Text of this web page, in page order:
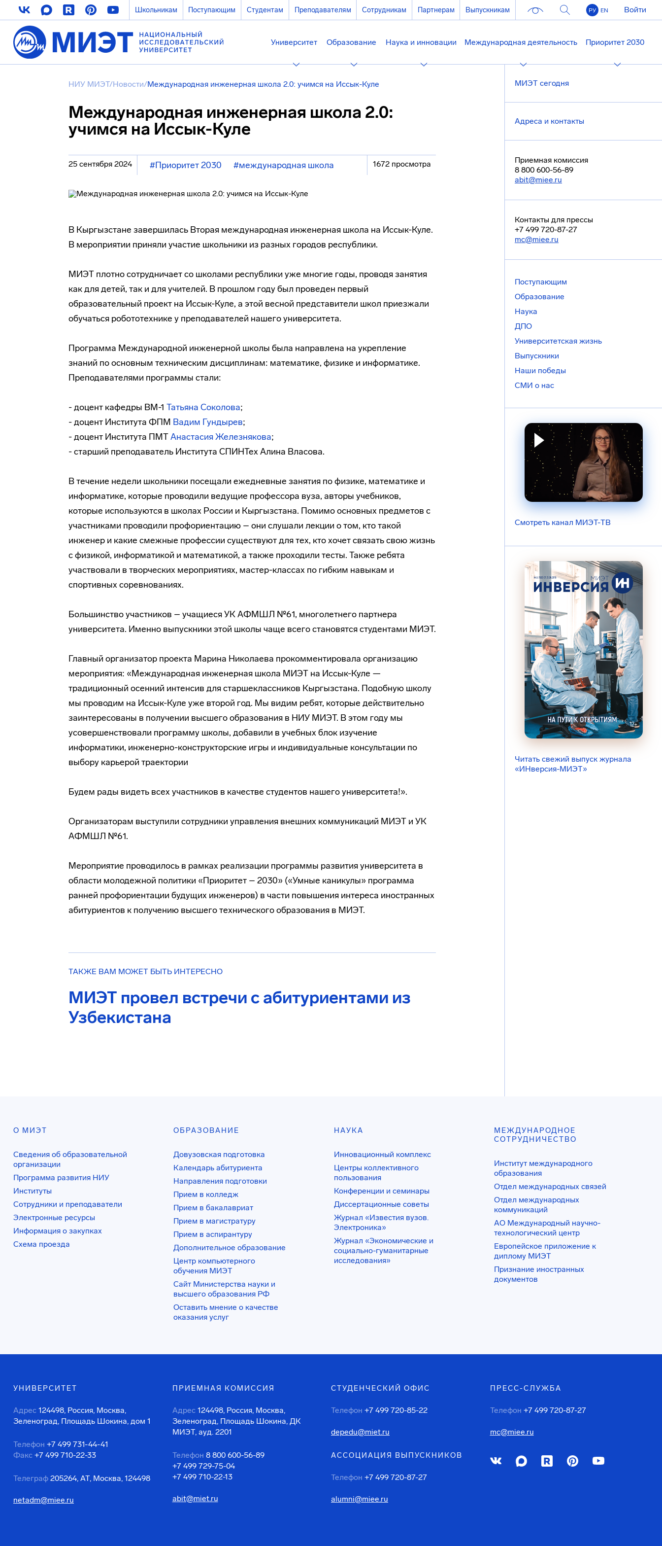
Школьникам Поступающим Студентам Преподавателям Сотрудникам Партнерам Выпускникам РУ EN Войти
Университет Образование Наука и инновации Международная деятельность Приоритет 2030
НИУ МИЭТ/Новости/Международная инженерная школа 2.0: учимся на Иссык-Куле
Международная инженерная школа 2.0:
учимся на Иссык-Куле
25 сентября 2024 #Приоритет 2030 #международная школа 1672 просмотра
В Кыргызстане завершилась Вторая международная инженерная школа на Иссык-Куле.
В мероприятии приняли участие школьники из разных городов республики.
МИЭТ плотно сотрудничает со школами республики уже многие годы, проводя занятия
как для детей, так и для учителей. В прошлом году был проведен первый
образовательный проект на Иссык-Куле, а этой весной представители школ приезжали
обучаться робототехнике у преподавателей нашего университета.
Программа Международной инженерной школы была направлена на укрепление
знаний по основным техническим дисциплинам: математике, физике и информатике.
Преподавателями программы стали:
- доцент кафедры ВМ-1 Татьяна Соколова;
- доцент Института ФПМ Вадим Гундырев;
- доцент Института ПМТАнастасия Железнякова;
- старший преподаватель Института СПИНТех Алина Власова.
В течение недели школьники посещали ежедневные занятия по физике, математике и
информатике, которые проводили ведущие профессора вуза, авторы учебников,
которые используются в школах России и Кыргызстана. Помимо основных предметов с
участниками проводили профориентацию – они слушали лекции о том, кто такой
инженер и какие смежные профессии существуют для тех, кто хочет связать свою жизнь
с физикой, информатикой и математикой, а также проходили тесты. Также ребята
участвовали в творческих мероприятиях, мастер-классах по гибким навыкам и
спортивных соревнованиях.
Большинство участников – учащиеся УК АФМШЛ №61, многолетнего партнера
университета. Именно выпускники этой школы чаще всего становятся студентами МИЭТ.
Главный организатор проекта Марина Николаева прокомментировала организацию
мероприятия: «Международная инженерная школа МИЭТ на Иссык-Куле —
традиционный осенний интенсив для старшеклассников Кыргызстана. Подобную школу
мы проводим на Иссык-Куле уже второй год. Мы видим ребят, которые действительно
заинтересованы в получении высшего образования в НИУ МИЭТ. В этом году мы
усовершенствовали программу школы, добавили в учебных блок изучение
информатики, инженерно-конструкторские игры и индивидуальные консультации по
выбору карьерой траектории
Будем рады видеть всех участников в качестве студентов нашего университета!».
Организаторам выступили сотрудники управления внешних коммуникаций МИЭТ и УК
АФМШЛ №61.
Мероприятие проводилось в рамках реализации программы развития университета в
области молодежной политики «Приоритет – 2030» («Умные каникулы» программа
ранней профориентации будущих инженеров) в части повышения интереса иностранных
абитуриентов к получению высшего технического образования в МИЭТ.
ТАКЖЕ ВАМ МОЖЕТ БЫТЬ ИНТЕРЕСНО
МИЭТ провел встречи с абитуриентами из
Узбекистана
МИЭТ сегодня
Адреса и контакты
Приемная комиссия
8 800 600-56-89
abit@miee.ru
Контакты для прессы
+7 499 720-87-27
mc@miee.ru
Поступающим
Образование
Наука
ДПО
Университетская жизнь
Выпускники
Наши победы
СМИ о нас
Смотреть канал МИЭТ-ТВ
Читать свежий выпуск журнала
«ИНверсия-МИЭТ»
О МИЭТ
Сведения об образовательной
организации
Программа развития НИУ
Институты
Сотрудники и преподаватели
Электронные ресурсы
Информация о закупках
Схема проезда
ОБРАЗОВАНИЕ
Довузовская подготовка
Календарь абитуриента
Направления подготовки
Прием в колледж
Прием в бакалавриат
Прием в магистратуру
Прием в аспирантуру
Дополнительное образование
Центр компьютерного
обучения МИЭТ
Сайт Министерства науки и
высшего образования РФ
Оставить мнение о качестве
оказания услуг
НАУКА
Инновационный комплекс
Центры коллективного
пользования
Конференции и семинары
Диссертационные советы
Журнал «Известия вузов.
Электроника»
Журнал «Экономические и
социально-гуманитарные
исследования»
МЕЖДУНАРОДНОЕ
СОТРУДНИЧЕСТВО
Институт международного
образования
Отдел международных связей
Отдел международных
коммуникаций
АО Международный научно-
технологический центр
Европейское приложение к
диплому МИЭТ
Признание иностранных
документов
УНИВЕРСИТЕТ
Адрес 124498, Россия, Москва,
Зеленоград, Площадь Шокина, дом 1
Телефон +7 499 731-44-41
Факс +7 499 710-22-33
Телеграф 205264, АТ, Москва, 124498
netadm@miee.ru
ПРИЕМНАЯ КОМИССИЯ
Адрес 124498, Россия, Москва,
Зеленоград, Площадь Шокина, ДК
МИЭТ, ауд. 2201
Телефон 8 800 600-56-89
+7 499 729-75-04
+7 499 710-22-13
abit@miet.ru
СТУДЕНЧЕСКИЙ ОФИС
Телефон +7 499 720-85-22
depedu@miet.ru
АССОЦИАЦИЯ ВЫПУСКНИКОВ
Телефон +7 499 720-87-27
alumni@miee.ru
ПРЕСС-СЛУЖБА
Телефон +7 499 720-87-27
mc@miee.ru